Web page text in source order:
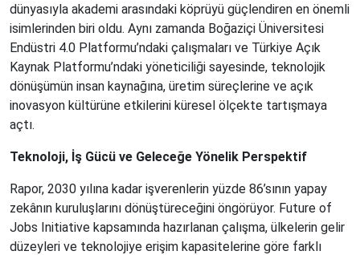
dünyasıyla akademi arasındaki köprüyü güçlendiren en önemli
isimlerinden biri oldu. Aynı zamanda Boğaziçi Üniversitesi
Endüstri 4.0 Platformu’ndaki çalışmaları ve Türkiye Açık
Kaynak Platformu’ndaki yöneticiliği sayesinde, teknolojik
dönüşümün insan kaynağına, üretim süreçlerine ve açık
inovasyon kültürüne etkilerini küresel ölçekte tartışmaya
açtı.
Teknoloji, İş Gücü ve Geleceğe Yönelik Perspektif
Rapor, 2030 yılına kadar işverenlerin yüzde 86’sının yapay
zekânın kuruluşlarını dönüştüreceğini öngörüyor. Future of
Jobs Initiative kapsamında hazırlanan çalışma, ülkelerin gelir
düzeyleri ve teknolojiye erişim kapasitelerine göre farklı